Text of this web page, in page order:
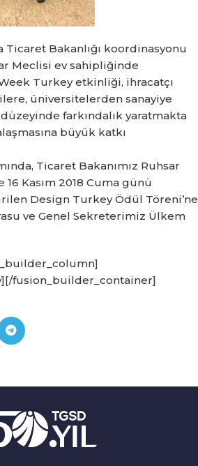
Ticaret Bakanlığı koordinasyonu
Meclisi ev sahipliğinde
Turkey etkinliği, ihracatçı
üniversitelerden sanayiye
farkındalık yaratmakta
büyük katkı
Ticaret Bakanımız Ruhsar
16 Kasım 2018 Cuma günü
Design Turkey Ödül Töreni’ne
ve Genel Sekreterimiz Ülkem
fusion_builder_container]